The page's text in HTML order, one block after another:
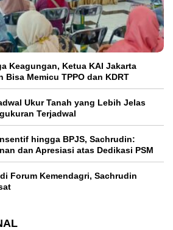
Keagungan, Ketua KAI Jakarta
Bisa Memicu TPPO dan KDRT
Ukur Tanah yang Lebih Jelas
Terjadwal
hingga BPJS, Sachrudin:
dan Apresiasi atas Dedikasi PSM
Forum Kemendagri, Sachrudin